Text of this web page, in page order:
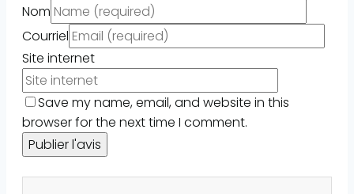
Nom
Courriel
Site internet
Save my name, email, and website in this
browser for the next time I comment.